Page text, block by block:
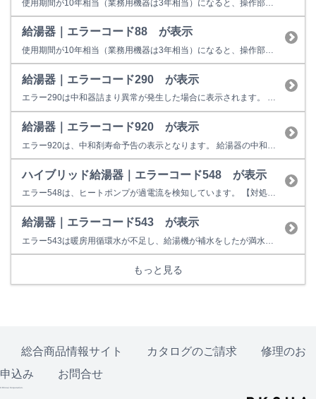
給湯器｜エラーコード88 が表示
使用期間が10年相当（業務用機器は3年相当）になると、操作部またはリモコンに「88」を表示して点検時期をお知らせします。 故障表示ではないため、そのまま使用することもできますが、経年劣化に起因する製品事故を防止するため、あんしん点検をおすすめしています。点検を受けない場合はお早めの取り替えをおすすめしています。 ※イラストは一例です。製品によっては上図と異なる場合があります。...
給湯器｜エラーコード290 が表示
エラー290は中和器詰まり異常が発生した場合に表示されます。 お客様での対処方法は、給湯栓（シャワーなどお湯を出すところ）をいったん閉めて再操作をお願いします。 【改善しない場合】 中和器、排水管等の不具合の可能性があります。 （冬季の場合、排水管の凍結によって発生することがあります。その場合は、自然に解凍されることでエラーは出なくなります。） 修理料金の目安は以下のとお...
給湯器｜エラーコード920 が表示
ハイブリッド給湯器｜エラーコード548 が表示
エラー548は、ヒートポンプが過電流を検知しています。 【対処方法】 ヒートポンプへの電源電圧を確認してください。 リモコンの運転スイッチを一旦切っていただき、再操作してください。 改善しない場合は、修理は下記窓口よりご依頼ください。
給湯器｜エラーコード543 が表示
もっと見る
総合商品情報サイト カタログのご請求
修理のお
申込み
お問合せ
© Rinnai Corporation.